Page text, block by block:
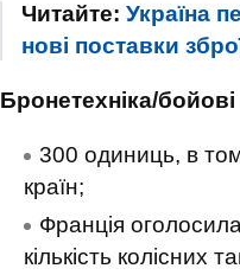
Читайте: Україна
нові поставки
Бронетехніка/
300 одиниць, в
країн;
Франція
кількість колісних